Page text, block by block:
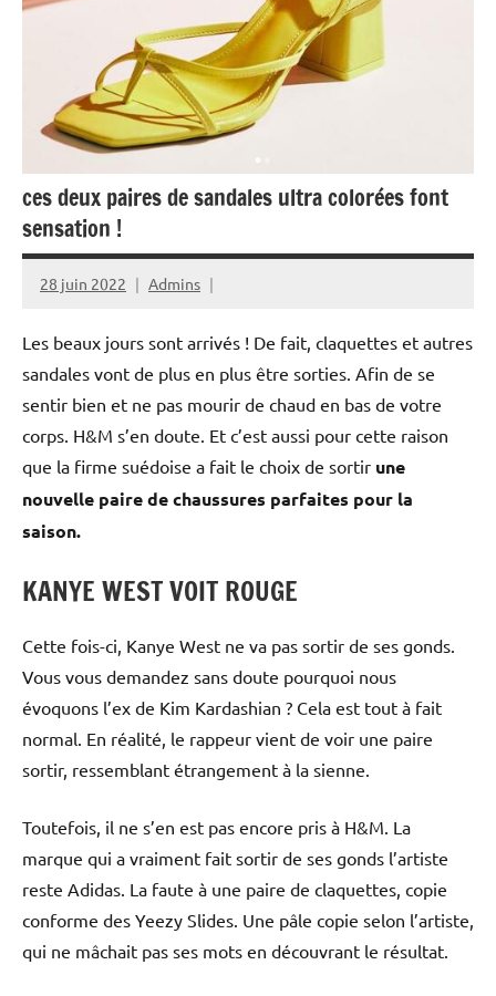
ces deux paires de sandales ultra colorées font
sensation !
28 juin 2022 Admins
Les beaux jours sont arrivés ! De fait, claquettes et autres
sandales vont de plus en plus être sorties. Afin de se
sentir bien et ne pas mourir de chaud en bas de votre
corps. H&M s’en doute. Et c’est aussi pour cette raison
que la firme suédoise a fait le choix de sortir une
nouvelle paire de chaussures parfaites pour la
saison.
KANYE WEST VOIT ROUGE
Cette fois-ci, Kanye West ne va pas sortir de ses gonds.
Vous vous demandez sans doute pourquoi nous
évoquons l’ex de Kim Kardashian ? Cela est tout à fait
normal. En réalité, le rappeur vient de voir une paire
sortir, ressemblant étrangement à la sienne.
Toutefois, il ne s’en est pas encore pris à H&M. La
marque qui a vraiment fait sortir de ses gonds l’artiste
reste Adidas. La faute à une paire de claquettes, copie
conforme des Yeezy Slides. Une pâle copie selon l’artiste,
qui ne mâchait pas ses mots en découvrant le résultat.